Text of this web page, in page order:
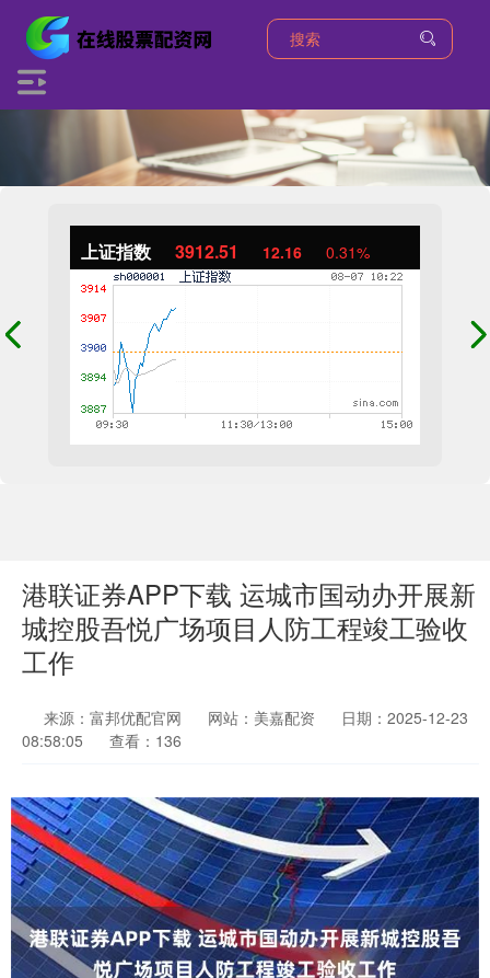
上证指数 3912.51 12.16 0.31%
港联证券APP下载 运城市国动办开展新
城控股吾悦广场项目人防工程竣工验收
工作
来源：富邦优配官网 网站：美嘉配资
日期：2025-12-23
08:58:05
查看：136